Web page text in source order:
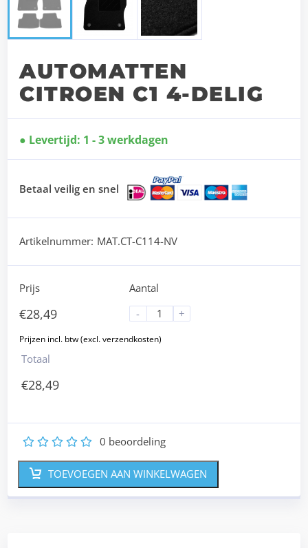
AUTOMATTEN
CITROEN C1 4-DELIG
Levertijd: 1 - 3 werkdagen
Betaal veilig en snel
Artikelnummer: MAT.CT-C114-NV
Prijs
€28,49
Aantal
-
+
Totaal
€28,49
5
4
3
2 0 beoordeling
TOEVOEGEN AAN WINKELWAGEN